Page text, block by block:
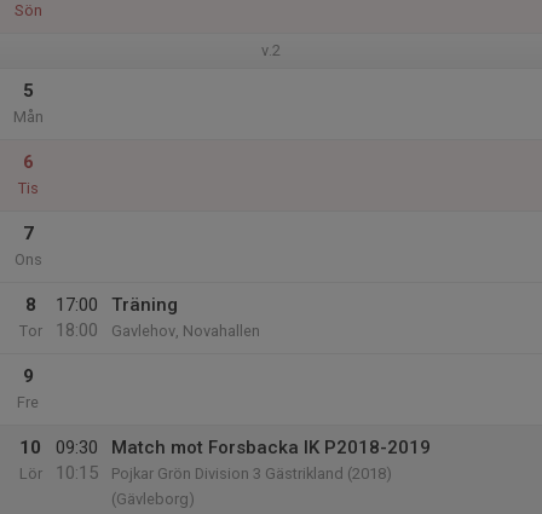
Sön
v.2
5
Mån
6
Tis
7
Ons
8
Tor
17:00
18:00
Träning
Gavlehov, Novahallen
9
Fre
10
Lör
09:30
10:15
Match mot Forsbacka IK P2018-2019
Pojkar Grön Division 3 Gästrikland (2018)
(Gävleborg)